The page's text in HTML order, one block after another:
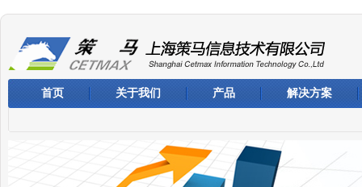
首页 关于我们 产品 解决方案